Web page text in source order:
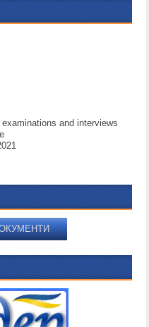
and interviews